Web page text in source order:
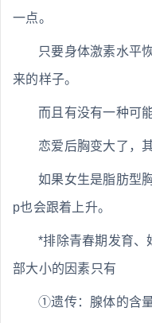
一点。
只要身体激素水平
来的样子。
而且有没有一种可能
恋爱后胸变大了，
如果女生是脂肪型
p也会跟着上升。
*排除青春期发育、
部大小的因素只有
①遗传：腺体的含